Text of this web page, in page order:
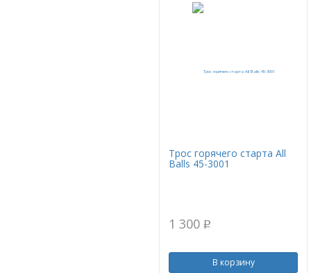
Трос горячего старта All
Balls 45-3001
1 300 p
В корзину